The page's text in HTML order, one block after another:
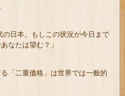
日本。もしこの状況が今日まで
なたは望む？」
「二重価格」は世界では一般的